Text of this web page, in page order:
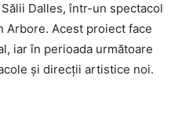
Dalles, într-un spectacol
Arbore. Acest proiect face
iar în perioada următoare
și direcții artistice noi.